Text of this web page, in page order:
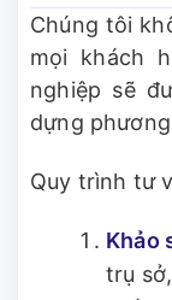
Chúng tôi
mọi khách
nghiệp sẽ
dựng
Quy trình tư
Khảo
trụ